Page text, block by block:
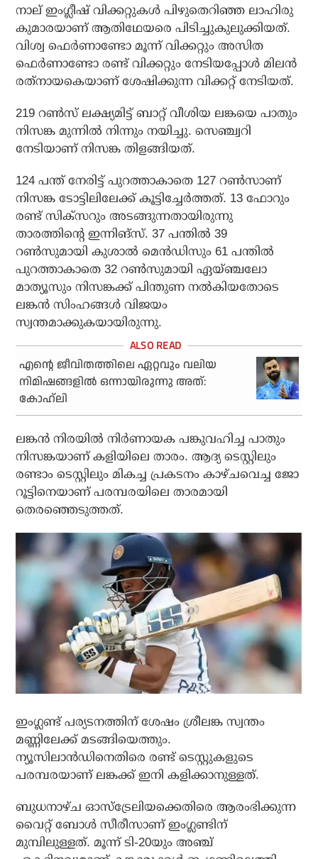
നാല് ഇംഗ്ലീഷ് വിക്കറ്റുകള്‍ പിഴുതെറിഞ്ഞ ലാഹിരു
കുമാരയാണ് ആതിഥേയരെ പിടിച്ചുകുലുക്കിയത്.
വിശ്വ ഫെര്‍ണാണ്ടോ മൂന്ന് വിക്കറ്റും അസിത
ഫെര്‍ണാണ്ടോ രണ്ട് വിക്കറ്റും നേടിയപ്പോള്‍ മിലന്‍
രത്‌നായകെയാണ് ശേഷിക്കുന്ന വിക്കറ്റ് നേടിയത്.
219 റണ്‍സ് ലക്ഷ്യമിട്ട് ബാറ്റ് വീശിയ ലങ്കയെ പാതും
നിസങ്ക മുന്നില്‍ നിന്നും നയിച്ചു. സെഞ്ച്വറി
നേടിയാണ് നിസങ്ക തിളങ്ങിയത്.
124 പന്ത് നേരിട്ട് പുറത്താകാതെ 127 റണ്‍സാണ്
നിസങ്ക ടോട്ടിലിലേക്ക് കൂട്ടിച്ചേര്‍ത്തത്. 13 ഫോറും
രണ്ട് സിക്‌സറും അടങ്ങുന്നതായിരുന്നു
താരത്തിന്റെ ഇന്നിങ്‌സ്. 37 പന്തില്‍ 39
റണ്‍സുമായി കുശാല്‍ മെന്‍ഡിസും 61 പന്തില്‍
പുറത്താകാതെ 32 റണ്‍സുമായി ഏയ്ഞ്ചലോ
മാത്യൂസും നിസങ്കക്ക് പിന്തുണ നല്‍കിയതോടെ
ലങ്കന്‍ സിംഹങ്ങള്‍ വിജയം
സ്വന്തമാക്കുകയായിരുന്നു.
എന്റെ ജീവിതത്തിലെ ഏറ്റവും വലിയ
നിമിഷങ്ങളിൽ ഒന്നായിരുന്നു അത്:
കോഹ്‌ലി
ലങ്കന്‍ നിരയില്‍ നിര്‍ണായക പങ്കുവഹിച്ച പാതും
നിസങ്കയാണ് കളിയിലെ താരം. ആദ്യ ടെസ്റ്റിലും
രണ്ടാം ടെസ്റ്റിലും മികച്ച പ്രകടനം കാഴ്ചവെച്ച ജോ
റൂട്ടിനെയാണ് പരമ്പരയിലെ താരമായി
തെരഞ്ഞെടുത്തത്.
ഇംഗ്ലണ്ട് പര്യടനത്തിന് ശേഷം ശ്രീലങ്ക സ്വന്തം
മണ്ണിലേക്ക് മടങ്ങിയെത്തും.
ന്യൂസിലാന്‍ഡിനെതിരെ രണ്ട് ടെസ്റ്റുകളുടെ
പരമ്പരയാണ് ലങ്കക്ക് ഇനി കളിക്കാനുള്ളത്.
ബുധനാഴ്ച ഓസ്‌ട്രേലിയക്കെതിരെ ആരംഭിക്കുന്ന
വൈറ്റ് ബോള്‍ സീരീസാണ് ഇംഗ്ലണ്ടിന്
മുമ്പിലുള്ളത്. മൂന്ന് ടി-20യും അഞ്ച്